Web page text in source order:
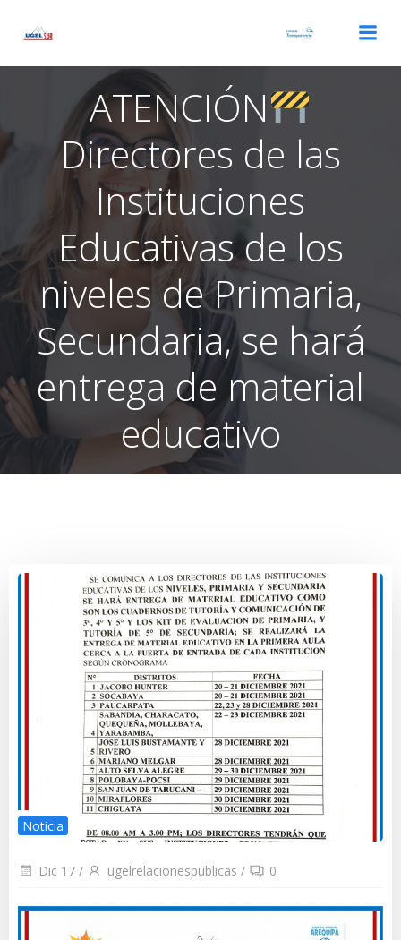
ATENCIÓN
Directores de las
Instituciones
Educativas de los
niveles de Primaria,
Secundaria, se hará
entrega de material
educativo
Noticia
Dic 17 / ugelrelacionespublicas / 0